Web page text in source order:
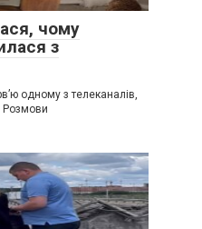
чому
з
одному з телеканалів,
Розмови